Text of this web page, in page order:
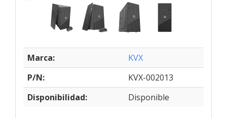
Marca:
KVX
P/N:
KVX-002013
Disponibilidad:
Disponible